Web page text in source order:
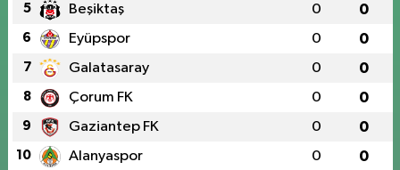
5 Beşiktaş 0 0
6 Eyüpspor 0 0
7 Galatasaray 0 0
8 Çorum FK 0 0
9 Gaziantep FK 0 0
10 Alanyaspor 0 0